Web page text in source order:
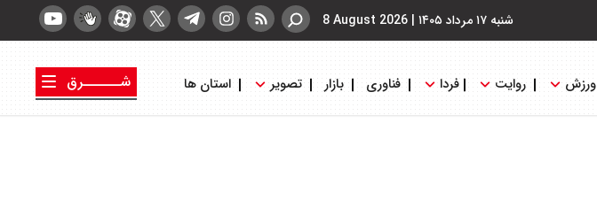
شنبه ۱۷ مرداد ۱۴۰۵ |
8 August 2026
ورزش روایت فردا فناوری بازار تصویر استان ها
شــــــرق